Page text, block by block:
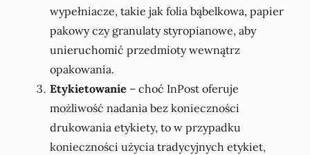
wypełniacze, takie jak folia bąbelkowa, papier
pakowy czy granulaty styropianowe, aby
unieruchomić przedmioty wewnątrz
opakowania.
Etykietowanie – choć InPost oferuje
możliwość nadania bez konieczności
drukowania etykiety, to w przypadku
konieczności użycia tradycyjnych etykiet,